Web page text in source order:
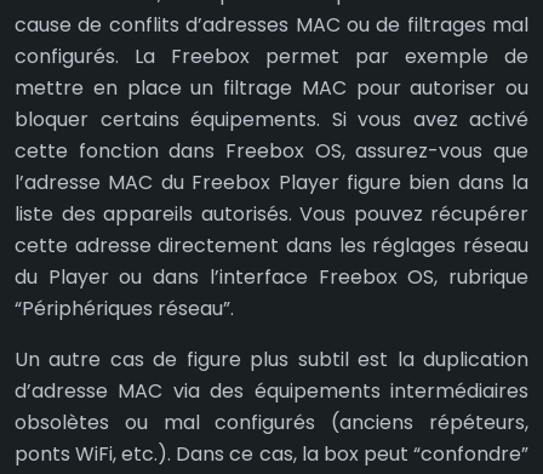
cause de conflits d’adresses MAC ou de filtrages mal
configurés. La Freebox permet par exemple de
mettre en place un filtrage MAC pour autoriser ou
bloquer certains équipements. Si vous avez activé
cette fonction dans Freebox OS, assurez-vous que
l’adresse MAC du Freebox Player figure bien dans la
liste des appareils autorisés. Vous pouvez récupérer
cette adresse directement dans les réglages réseau
du Player ou dans l’interface Freebox OS, rubrique
“Périphériques réseau”.
Un autre cas de figure plus subtil est la duplication
d’adresse MAC via des équipements intermédiaires
obsolètes ou mal configurés (anciens répéteurs,
ponts WiFi, etc.). Dans ce cas, la box peut “confondre”